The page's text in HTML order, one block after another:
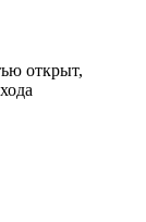
открыт,